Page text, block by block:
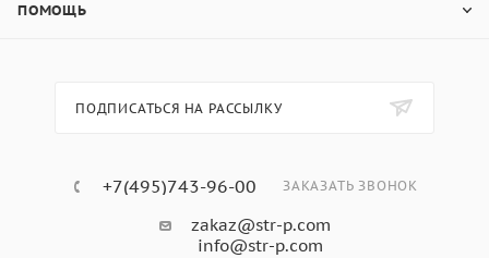
ПОМОЩЬ
ПОДПИСАТЬСЯ НА РАССЫЛКУ
+7(495)743-96-00 ЗАКАЗАТЬ ЗВОНОК
zakaz@str-p.com
info@str-p.com